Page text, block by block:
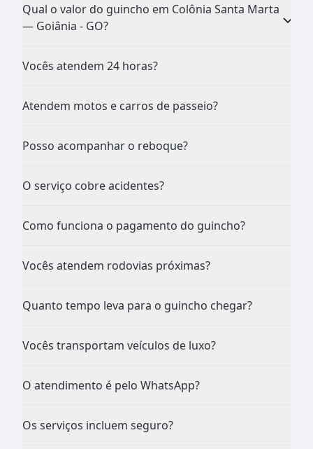
Qual o valor do guincho em Colônia Santa Marta
— Goiânia - GO?
Vocês atendem 24 horas?
Atendem motos e carros de passeio?
Posso acompanhar o reboque?
O serviço cobre acidentes?
Como funciona o pagamento do guincho?
Vocês atendem rodovias próximas?
Quanto tempo leva para o guincho chegar?
Vocês transportam veículos de luxo?
O atendimento é pelo WhatsApp?
Os serviços incluem seguro?